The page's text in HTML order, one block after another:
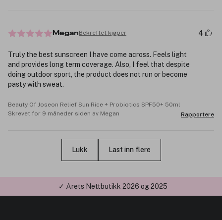
MeganBekreftet kjøper 4
Truly the best sunscreen I have come across. Feels light
and provides long term coverage. Also, I feel that despite
doing outdoor sport, the product does not run or become
pasty with sweat.
Beauty Of Joseon Relief Sun Rice + Probiotics SPF50+ 50ml
Skrevet for 9 måneder siden av Megan
Rapportere
Lukk Last inn flere
✓ Årets Nettbutikk 2026 og 2025